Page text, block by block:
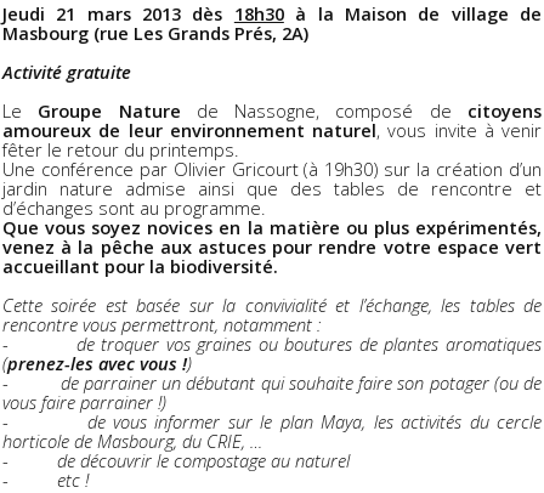
Jeudi 21 mars 2013 dès 18h30à la Maison de village de
Masbourg (rue Les Grands Prés, 2A)
Activité gratuite
Le Groupe Nature de Nassogne, composé de citoyens
amoureux de leur environnement naturel, vous invite à venir
fêter le retour du printemps.
Une conférence par Olivier Gricourt (à 19h30) sur la création d’un
jardin nature admise ainsi que des tables de rencontre et
d’échanges sont au programme.
Que vous soyez novices en la matière ou plus expérimentés,
venez à la pêche aux astuces pour rendre votre espace vert
accueillant pour la biodiversité.
Cette soirée est basée sur la convivialité et l’échange, les tables de
rencontre vous permettront, notamment :
- de troquer vos graines ou boutures de plantes aromatiques
(prenez-les avec vous !)
- de parrainer un débutant qui souhaite faire son potager (ou de
vous faire parrainer !)
- de vous informer sur le plan Maya, les activités du cercle
horticole de Masbourg, du CRIE, …
- de découvrir le compostage au naturel
- etc !